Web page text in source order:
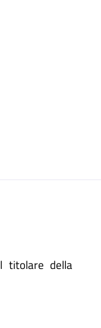
titolare della